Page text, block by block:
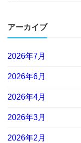
アーカイブ
2026年7月
2026年6月
2026年4月
2026年3月
2026年2月